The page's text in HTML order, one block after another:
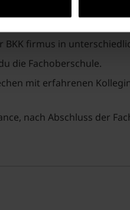
firmus in
die Fachoberschule.
mit erfahrenen
nach Abschluss der